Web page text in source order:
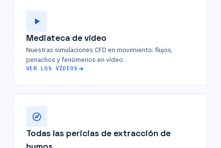
Mediateca de vídeo
Nuestras simulaciones CFD en movimiento: flujos,
penachos y fenómenos en vídeo.
VER LOS VÍDEOS
Todas las pericias de extracción de